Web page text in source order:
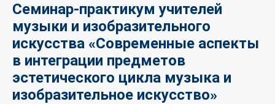
Семинар-практикум учителей
музыки и изобразительного
искусства «Современные аспекты
в интеграции предметов
эстетического цикла музыка и
изобразительное искусство»